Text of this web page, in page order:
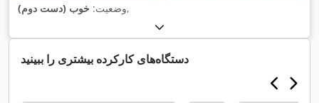
وضعیت: خوب (دست دوم) ,
دستگاه‌های کارکرده بیشتری را ببینید